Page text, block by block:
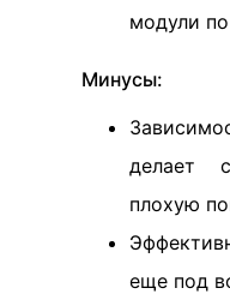
модули
Минусы:
делает
плохую
еще под